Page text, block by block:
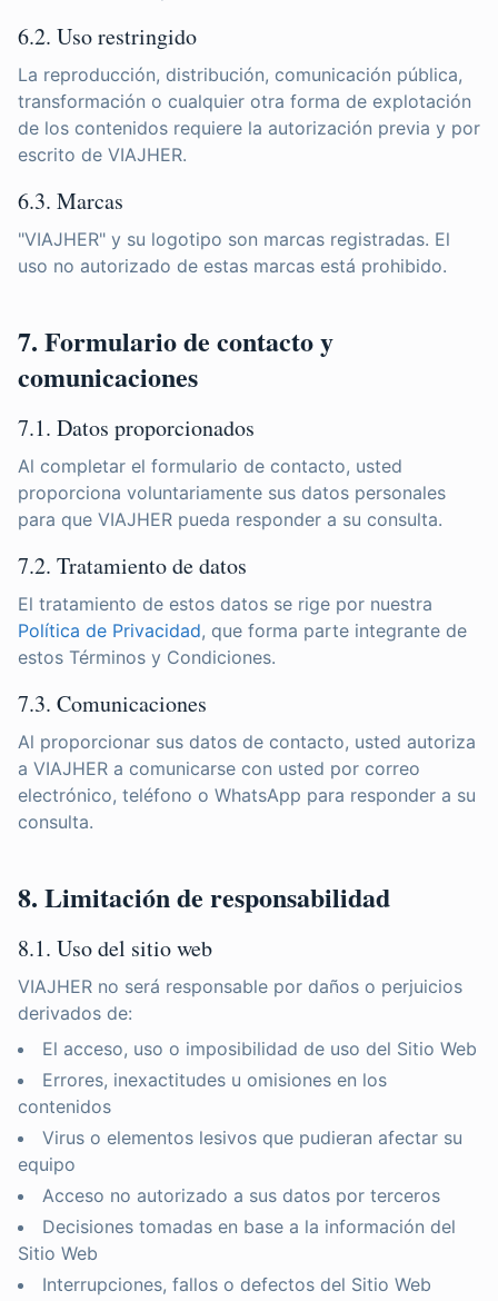
6.2. Uso restringido
La reproducción, distribución, comunicación pública,
transformación o cualquier otra forma de explotación
de los contenidos requiere la autorización previa y por
escrito de VIAJHER.
6.3. Marcas
"VIAJHER" y su logotipo son marcas registradas. El
uso no autorizado de estas marcas está prohibido.
7. Formulario de contacto y
comunicaciones
7.1. Datos proporcionados
Al completar el formulario de contacto, usted
proporciona voluntariamente sus datos personales
para que VIAJHER pueda responder a su consulta.
7.2. Tratamiento de datos
El tratamiento de estos datos se rige por nuestra
Política de Privacidad, que forma parte integrante de
estos Términos y Condiciones.
7.3. Comunicaciones
Al proporcionar sus datos de contacto, usted autoriza
a VIAJHER a comunicarse con usted por correo
electrónico, teléfono o WhatsApp para responder a su
consulta.
8. Limitación de responsabilidad
8.1. Uso del sitio web
VIAJHER no será responsable por daños o perjuicios
derivados de:
El acceso, uso o imposibilidad de uso del Sitio Web
Errores, inexactitudes u omisiones en los
contenidos
Virus o elementos lesivos que pudieran afectar su
equipo
Acceso no autorizado a sus datos por terceros
Decisiones tomadas en base a la información del
Sitio Web
Interrupciones, fallos o defectos del Sitio Web